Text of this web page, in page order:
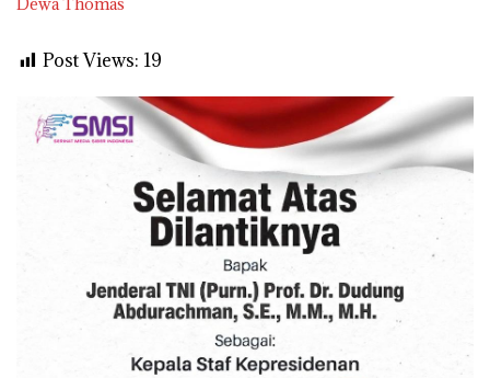
Dewa Thomas
Post Views: 19